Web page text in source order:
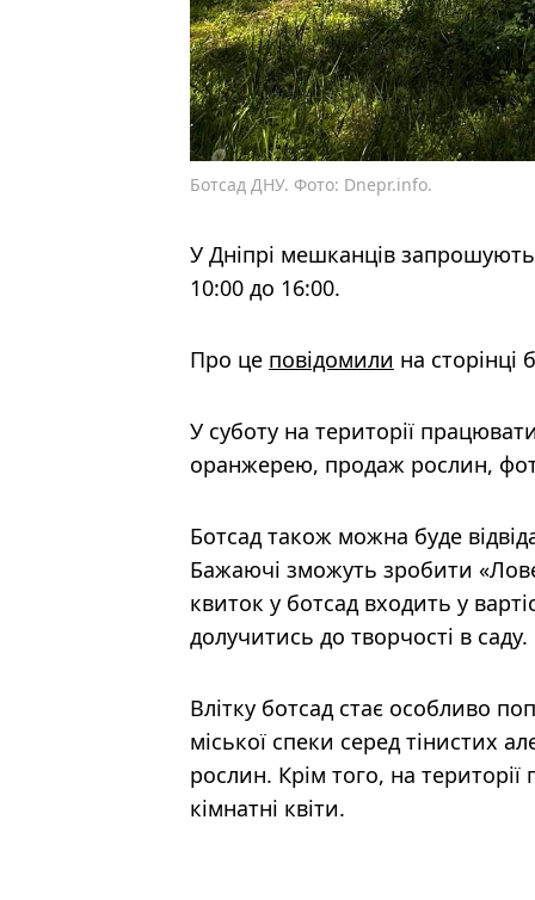
Ботсад ДНУ. Фото: Dnepr.info.
У Дніпрі мешканців
10:00 до 16:00.
Про це повідомили на сторінці
У суботу на території
оранжерею, продаж рослин,
Ботсад також можна буде
Бажаючі зможуть зробити
квиток у ботсад входить у
долучитись до творчості в саду.
Влітку ботсад стає особливо
міської спеки серед тінистих
рослин. Крім того, на
кімнатні квіти.